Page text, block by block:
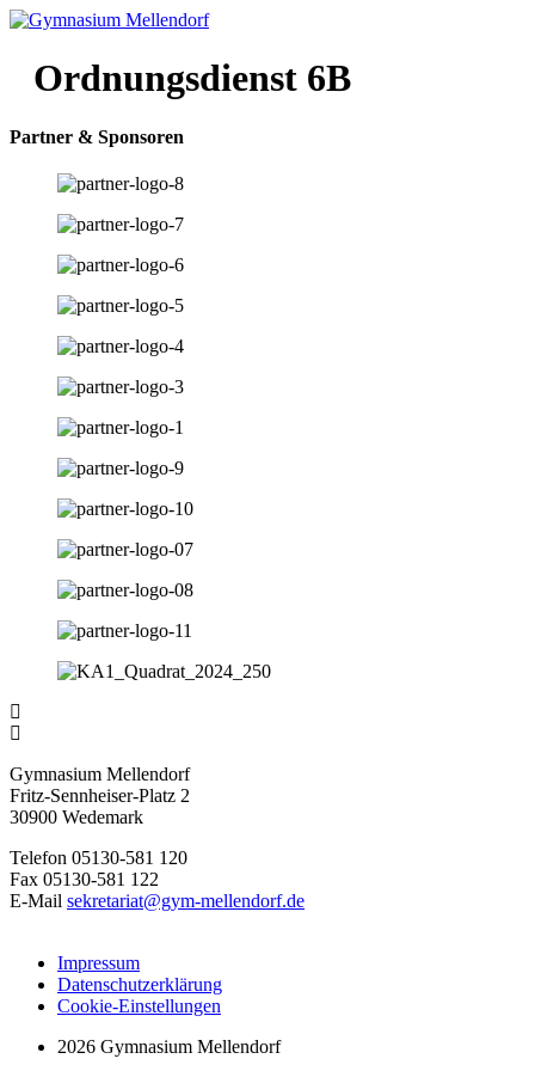
Ordnungsdienst 6B
Partner & Sponsoren
Gymnasium Mellendorf
Fritz-Sennheiser-Platz 2
30900 Wedemark
Telefon 05130-581 120
Fax 05130-581 122
E-Mail sekretariat@gym-mellendorf.de
Impressum
Datenschutzerklärung
Cookie-Einstellungen
2026 Gymnasium Mellendorf